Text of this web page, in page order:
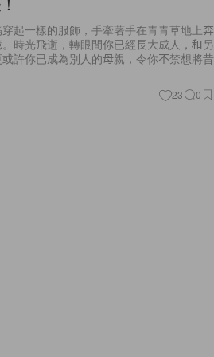
起一樣的服飾，手牽著手在青青草地上奔
時光飛逝，轉眼間你已經長大成人，和另
許你已成為別人的母親，令你不禁想將昔
23 0